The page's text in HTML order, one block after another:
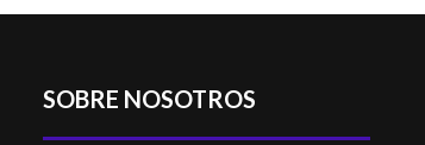
SOBRE NOSOTROS